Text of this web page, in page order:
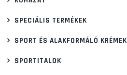
SPECIÁLIS TERMÉKEK
SPORT ÉS ALAKFORMÁLÓ KRÉMEK
SPORTITALOK